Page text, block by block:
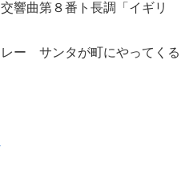
曲第８番ト長調「イギリ
ー サンタが町にやってくる